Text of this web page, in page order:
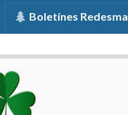
Boletínes Redesma